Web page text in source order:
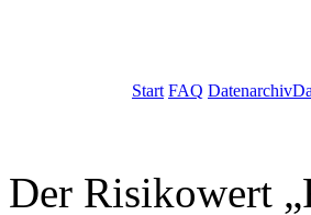
Start FAQ Datenarchiv
Der Risikowert